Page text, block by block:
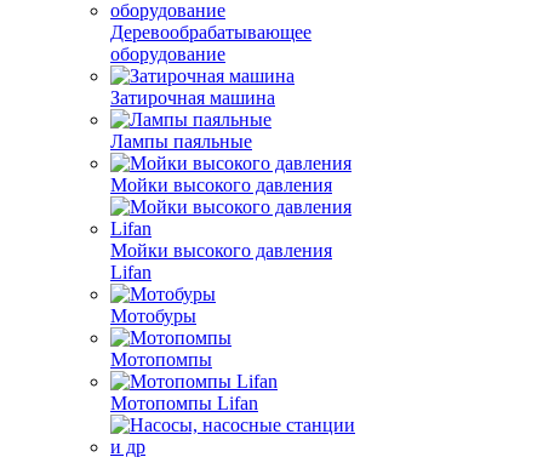
Деревообрабатывающее
оборудование
Затирочная машина
Лампы паяльные
Мойки высокого давления
Мойки высокого давления
Lifan
Мотобуры
Мотопомпы
Мотопомпы Lifan